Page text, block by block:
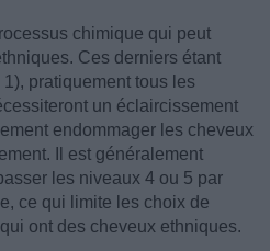
chimique qui peut
Ces derniers étant
pratiquement tous les
un éclaircissement
endommager les cheveux
Il est généralement
les niveaux 4 ou 5 par
ce qui limite les choix de
ont des cheveux ethniques.